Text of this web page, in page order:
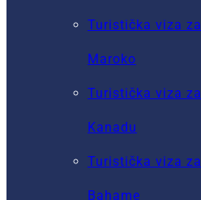
Turistička viza za
Maroko
Turistička viza za
Kanadu
Turistička viza za
Bahame